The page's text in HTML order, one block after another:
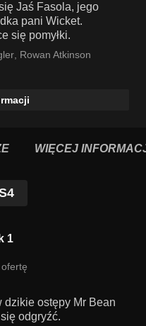
Jaś Fasola, jego
pani Wicket.
się pomyłki.
Rowan Atkinson
WIĘCEJ
1
dzikie ostępy Mr Bean
odgryźć.